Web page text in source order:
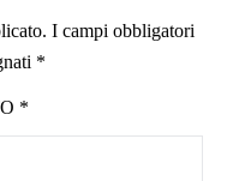
I campi obbligatori
*
*